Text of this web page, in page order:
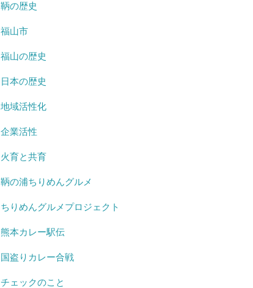
鞆の歴史
福山市
福山の歴史
日本の歴史
地域活性化
企業活性
火育と共育
鞆の浦ちりめんグルメ
ちりめんグルメプロジェクト
熊本カレー駅伝
国盗りカレー合戦
チェックのこと